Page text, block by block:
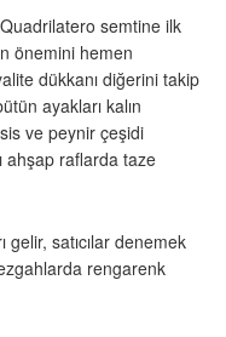
semtine ilk
önemini hemen
dükkanı diğerini takip
ayakları kalın
ve peynir çeşidi
ahşap raflarda taze
gelir, satıcılar denemek
rengarenk